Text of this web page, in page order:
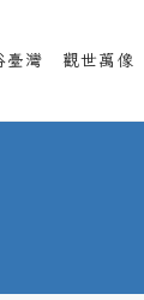
臺灣 觀世萬像